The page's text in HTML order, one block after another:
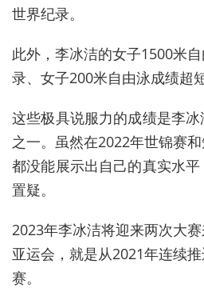
世界纪录。
此外，李冰洁的女子1500米
录、女子200米自由泳成绩超
这些极具说服力的成绩是李
之一。虽然在2022年世锦赛
都没能展示出自己的真实水
置疑。
2023年李冰洁将迎来两次大
亚运会，就是从2021年连续
赛。